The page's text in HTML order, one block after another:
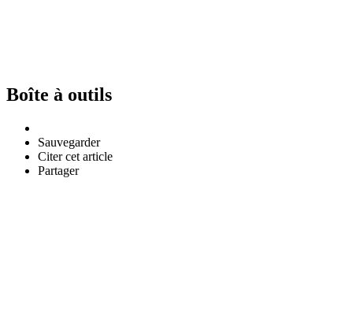
Boîte à outils
Sauvegarder
Citer cet article
Partager